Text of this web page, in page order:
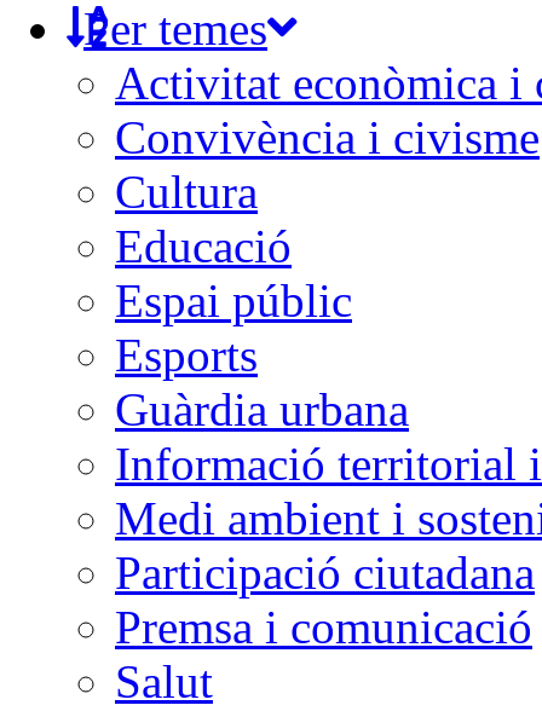
Per temes
Activitat econòmica i
Convivència i civisme
Cultura
Educació
Espai públic
Esports
Guàrdia urbana
Informació territorial
Medi ambient i
Participació ciutadana
Premsa i comunicació
Salut